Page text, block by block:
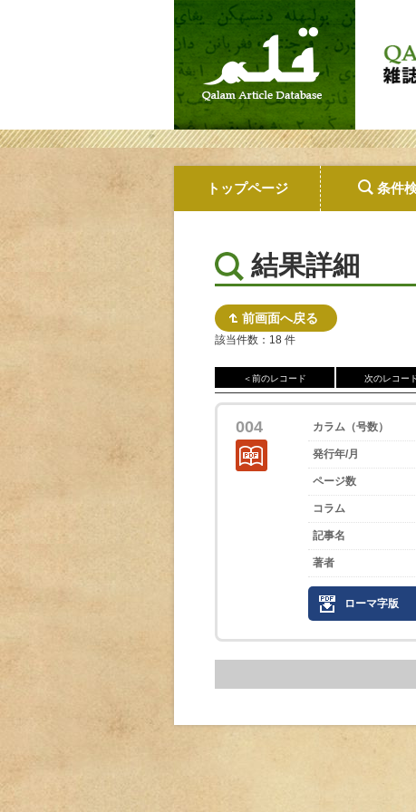
トップページ 条件
結果詳細
前画面へ戻る
該当件数：18 件
＜前のレコード 次のレコー
004 カラム（号数）
発行年/月
ページ数
コラム
記事名
著者
ローマ字版